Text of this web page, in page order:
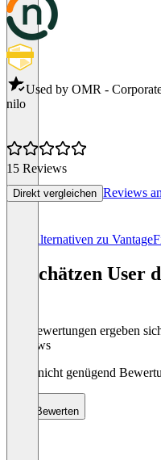
Used by OMR -
nilo
15 Reviews
Direkt vergleichen Reviews
Alle Alternativen zu
So schätzen User
Die Bewertungen ergeben
Reviews
Noch nicht genügend
Bewerten